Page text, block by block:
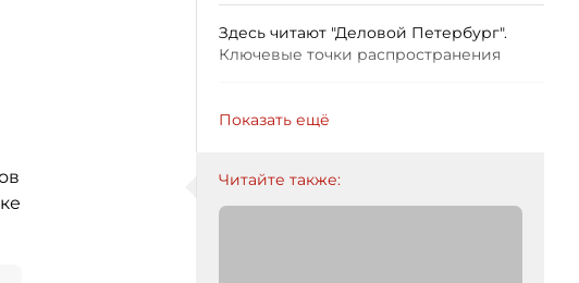
Здесь читают "Деловой Петербург".
Ключевые точки распространения
Показать ещё
Читайте также: